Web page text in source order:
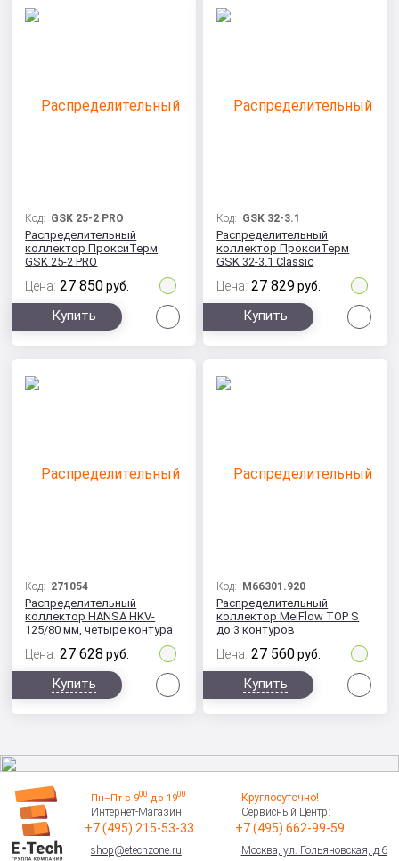
Код: GSK 25-2 PRO
Распределительный
коллектор ПроксиТерм
GSK 25-2 PRO
Цена: 27 850 руб.
Купить
Код: GSK 32-3.1
Распределительный
коллектор ПроксиТерм
GSK 32-3.1 Classic
Цена: 27 829 руб.
Купить
Код: 271054
Распределительный
коллектор HANSA HKV-
125/80 мм, четыре контура
Цена: 27 628 руб.
Купить
Код: M66301.920
Распределительный
коллектор MeiFlow TOP S
до 3 контуров
Цена: 27 560 руб.
Купить
Пн–Пт с 900 до 1900
Интернет-Магазин:
+7 (495) 215-53-33
shop@etechzone.ru
Круглосуточно!
Сервисный Центр:
+7 (495) 662-99-59
Москва, ул. Гольяновская, д.6